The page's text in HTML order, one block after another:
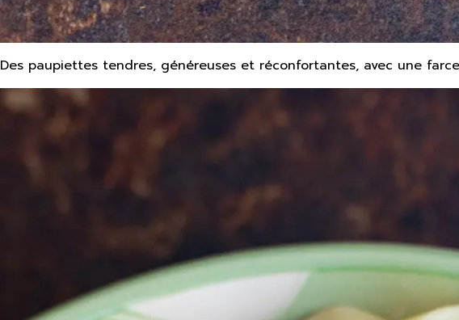
Des paupiettes tendres, généreuses et réconfortantes, avec une